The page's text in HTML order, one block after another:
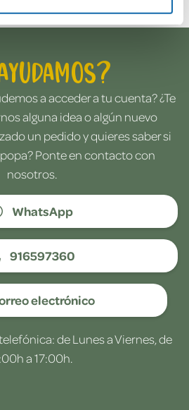
a acceder a tu cuenta? ¿Te
alguna idea o algún nuevo
un pedido y quieres saber si
Ponte en contacto con
nosotros.
WhatsApp
916597360
electrónico
de Lunes a Viernes, de
a 17:00h.